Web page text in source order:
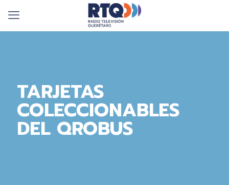
TARJETAS
COLECCIONABLES
DEL QROBUS